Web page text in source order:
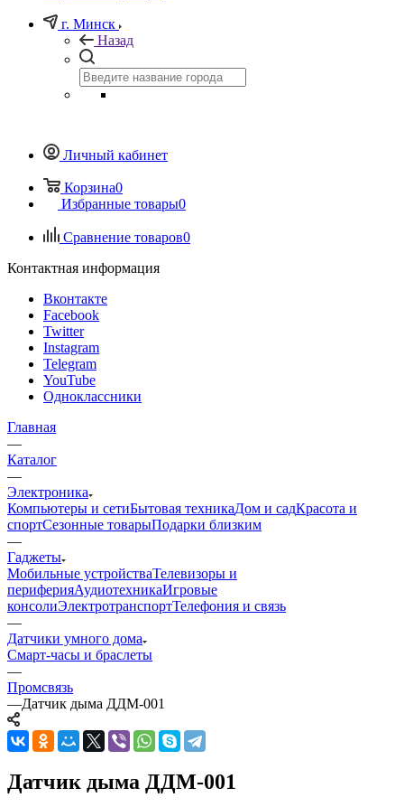
г. Минск
Назад
Личный кабинет
Корзина0
Избранные товары0
Сравнение товаров0
Контактная информация
Вконтакте
Facebook
Twitter
Instagram
Telegram
YouTube
Одноклассники
Главная
—
Каталог
—
Электроника
Компьютеры и сетиБытовая техникаДом и садКрасота и
спортСезонные товарыПодарки близким
—
Гаджеты
Мобильные устройстваТелевизоры и
периферияАудиотехникаИгровые
консолиЭлектротранспортТелефония и связь
—
Датчики умного дома
Смарт-часы и браслеты
—
Промсвязь
—Датчик дыма ДДМ-001
Датчик дыма ДДМ-001